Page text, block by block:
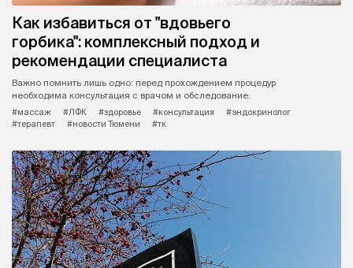
Как избавиться от "вдовьего
горбика": комплексный подход и
рекомендации специалиста
Важно помнить лишь одно: перед прохождением процедур
необходима консультация с врачом и обследование.
#массаж
#ЛФК #здоровье #консультация
#эндокринолог
#терапевт
#новости Тюмени #тк